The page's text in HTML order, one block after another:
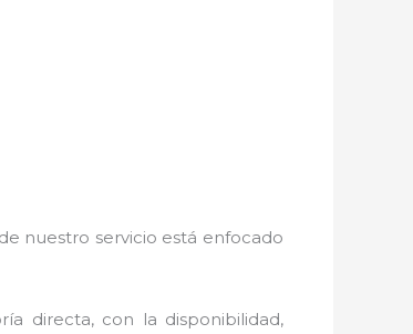
nuestro servicio está enfocado
directa, con la disponibilidad,